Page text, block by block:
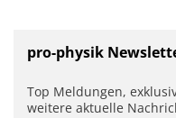
pro-physik
Top Meldungen,
weitere aktuelle